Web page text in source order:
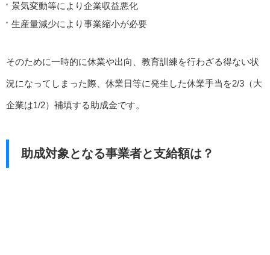
景気変動等により企業収益悪化
生産量減少により事業縮小が必要
そのために一時的に休業や出向、教育訓練を行わざる得ない状
況になってしまった際、休業日等に発生した休業手当を2/3（大
企業は1/2）補填する助成金です。
助成対象となる事業者と支給額は？